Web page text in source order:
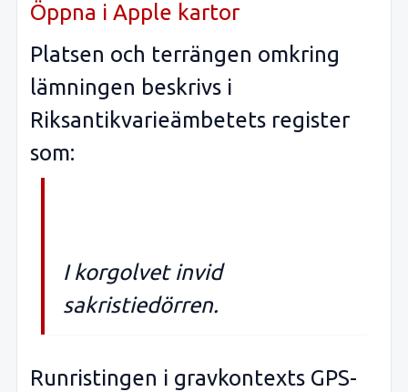
Öppna i Apple kartor
Platsen och terrängen omkring
lämningen beskrivs i
Riksantikvarieämbetets register
som:
I korgolvet invid
sakristiedörren.
Runristingen i gravkontexts GPS-